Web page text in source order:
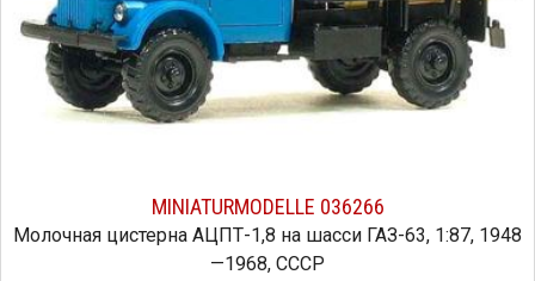
MINIATURMODELLE 036266
Молочная цистерна АЦПТ-1,8 на шасси ГАЗ-63, 1:87, 1948
—1968, СССР